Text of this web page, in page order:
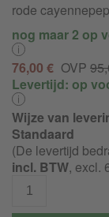
rode
nog maar 2 op
76,00 € OVP
Levertijd: op
Wijze van
Standaard
(De levertijd
incl. BTW, excl.